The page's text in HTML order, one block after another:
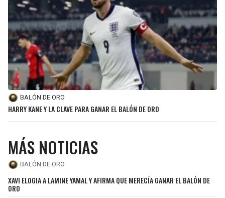
SEAHAWKS
BEARS
LIONS
PACKERS
FALCONS
PELICANS
SPURS
NUGGETS
TIMBERWOLVES
TRAIL BLAZERS
BALÓN DE ORO
HARRY KANE Y LA CLAVE PARA GANAR EL BALÓN DE ORO
MÁS NOTICIAS
BALÓN DE ORO
XAVI ELOGIA A LAMINE YAMAL Y AFIRMA QUE MERECÍA GANAR EL BALÓN DE
ORO